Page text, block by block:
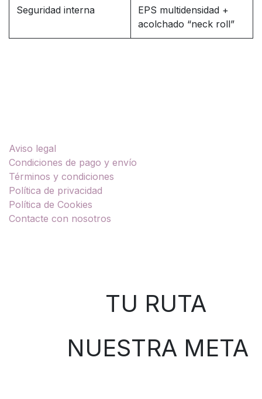
Seguridad interna
EPS multidensidad +
acolchado “neck roll”
Aviso legal
Condiciones de pago y envío
Términos y condiciones
Política de privacidad
Política de Cookies
Contacte con nosotros
TU RUTA
NUESTRA META